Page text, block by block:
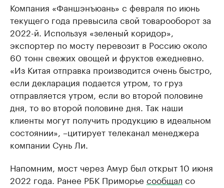
Компания «Фаншэнъюань» с февраля по июнь
текущего года превысила свой товарооборот за
2022-й. Используя «зеленый коридор»,
экспортер по мосту перевозит в Россию около
60 тонн свежих овощей и фруктов ежедневно.
«Из Китая отправка производится очень быстро,
если декларация подается утром, то груз
отправляется утром, если во второй половине
дня, то во второй половине дня. Так наши
клиенты могут получить продукцию в идеальном
состоянии», –цитирует телеканал менеджера
компании Сунь Ли.
Напомним, мост через Амур был открыт 10 июня
2022 года. Ранее РБК Приморье сообщал со